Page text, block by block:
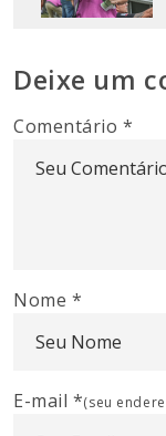
Deixe um
Comentário*
Nome *
E-mail *(seu